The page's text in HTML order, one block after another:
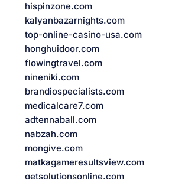
hispinzone.com
kalyanbazarnights.com
top-online-casino-usa.com
honghuidoor.com
flowingtravel.com
nineniki.com
brandiospecialists.com
medicalcare7.com
adtennaball.com
nabzah.com
mongive.com
matkagameresultsview.com
getsolutionsonline.com